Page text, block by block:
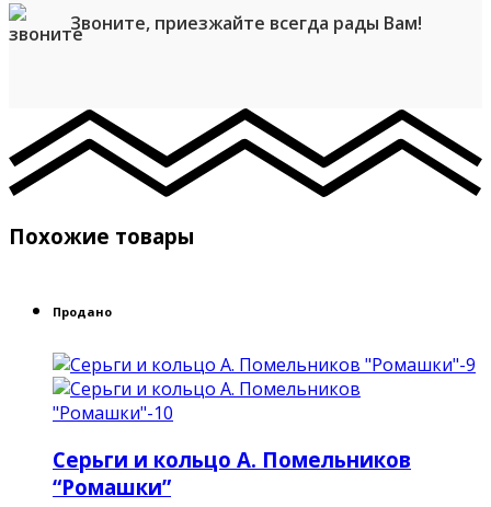
Звоните, приезжайте всегда рады Вам!
Похожие товары
Продано
Серьги и кольцо А. Помельников
“Ромашки”